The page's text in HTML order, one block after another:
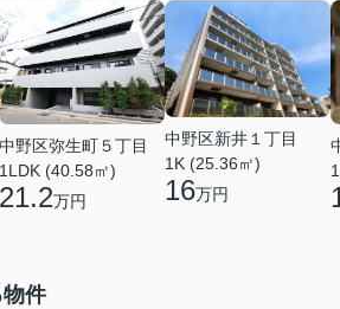
中野区弥生町５丁目
1LDK (40.58㎡)
21.2万円
中野区新井１丁目
1K (25.36㎡)
16万円
件